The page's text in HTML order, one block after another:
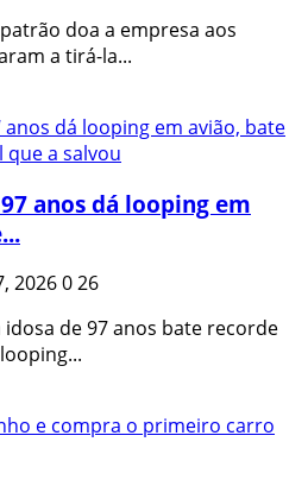
doa a empresa aos
a tirá-la...
anos dá looping em
2026026
idosa de 97 anos bate recorde